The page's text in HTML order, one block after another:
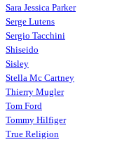
Sara Jessica Parker
Serge Lutens
Sergio Tacchini
Shiseido
Sisley
Stella Mc Cartney
Thierry Mugler
Tom Ford
Tommy Hilfiger
True Religion